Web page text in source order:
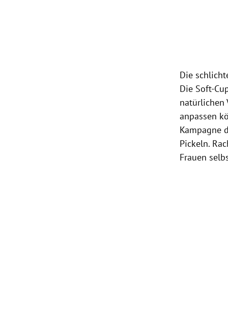
Die
Die Soft-
natürlichen
anpassen
Kampagne
Pickeln.
Frauen